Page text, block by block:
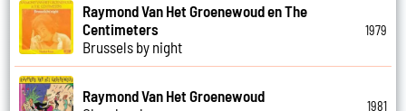
Raymond Van Het Groenewoud en The
Centimeters
Brussels by night
1979
Raymond Van Het Groenewoud
1981